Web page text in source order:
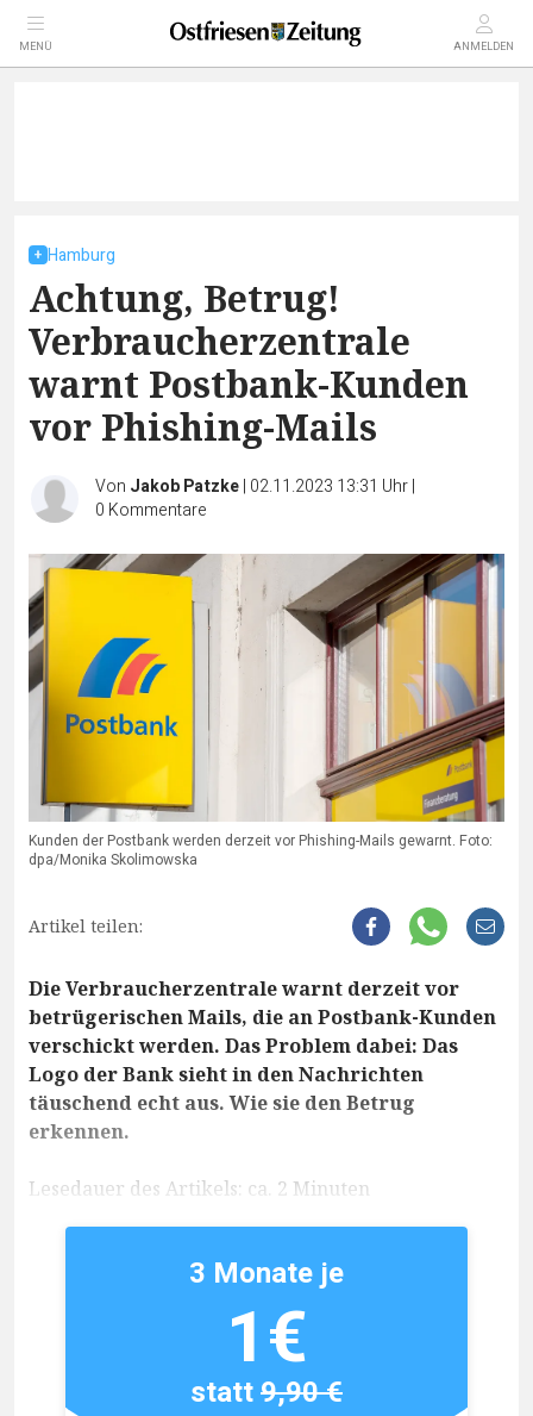
MENÜ ANMELDEN
Hamburg
Achtung, Betrug!
Verbraucherzentrale
warnt Postbank-Kunden
vor Phishing-Mails
Von Jakob Patzke| 02.11.2023 13:31 Uhr|
0 Kommentare
Kunden der Postbank werden derzeit vor Phishing-Mails gewarnt. Foto:
dpa/Monika Skolimowska
Artikel teilen:
Die Verbraucherzentrale warnt derzeit vor
betrügerischen Mails, die an Postbank-Kunden
verschickt werden. Das Problem dabei: Das
Logo der Bank sieht in den Nachrichten
täuschend echt aus. Wie sie den Betrug
erkennen.
Lesedauer des Artikels: ca. 2 Minuten
3 Monate je
1€
statt9,90 €